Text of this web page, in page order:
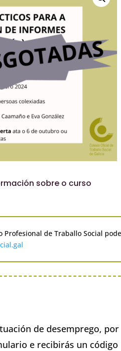
sobre o curso
Profesional de Traballo Social
de desemprego, por
e recibirás un código